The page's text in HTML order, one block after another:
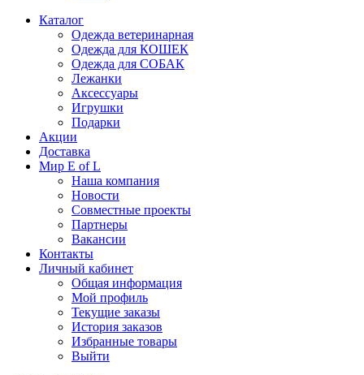
Каталог
Одежда ветеринарная
Одежда для КОШЕК
Одежда для СОБАК
Лежанки
Аксессуары
Игрушки
Подарки
Акции
Доставка
Мир E of L
Наша компания
Новости
Совместные проекты
Партнеры
Вакансии
Контакты
Личный кабинет
Общая информация
Мой профиль
Текущие заказы
История заказов
Избранные товары
Выйти